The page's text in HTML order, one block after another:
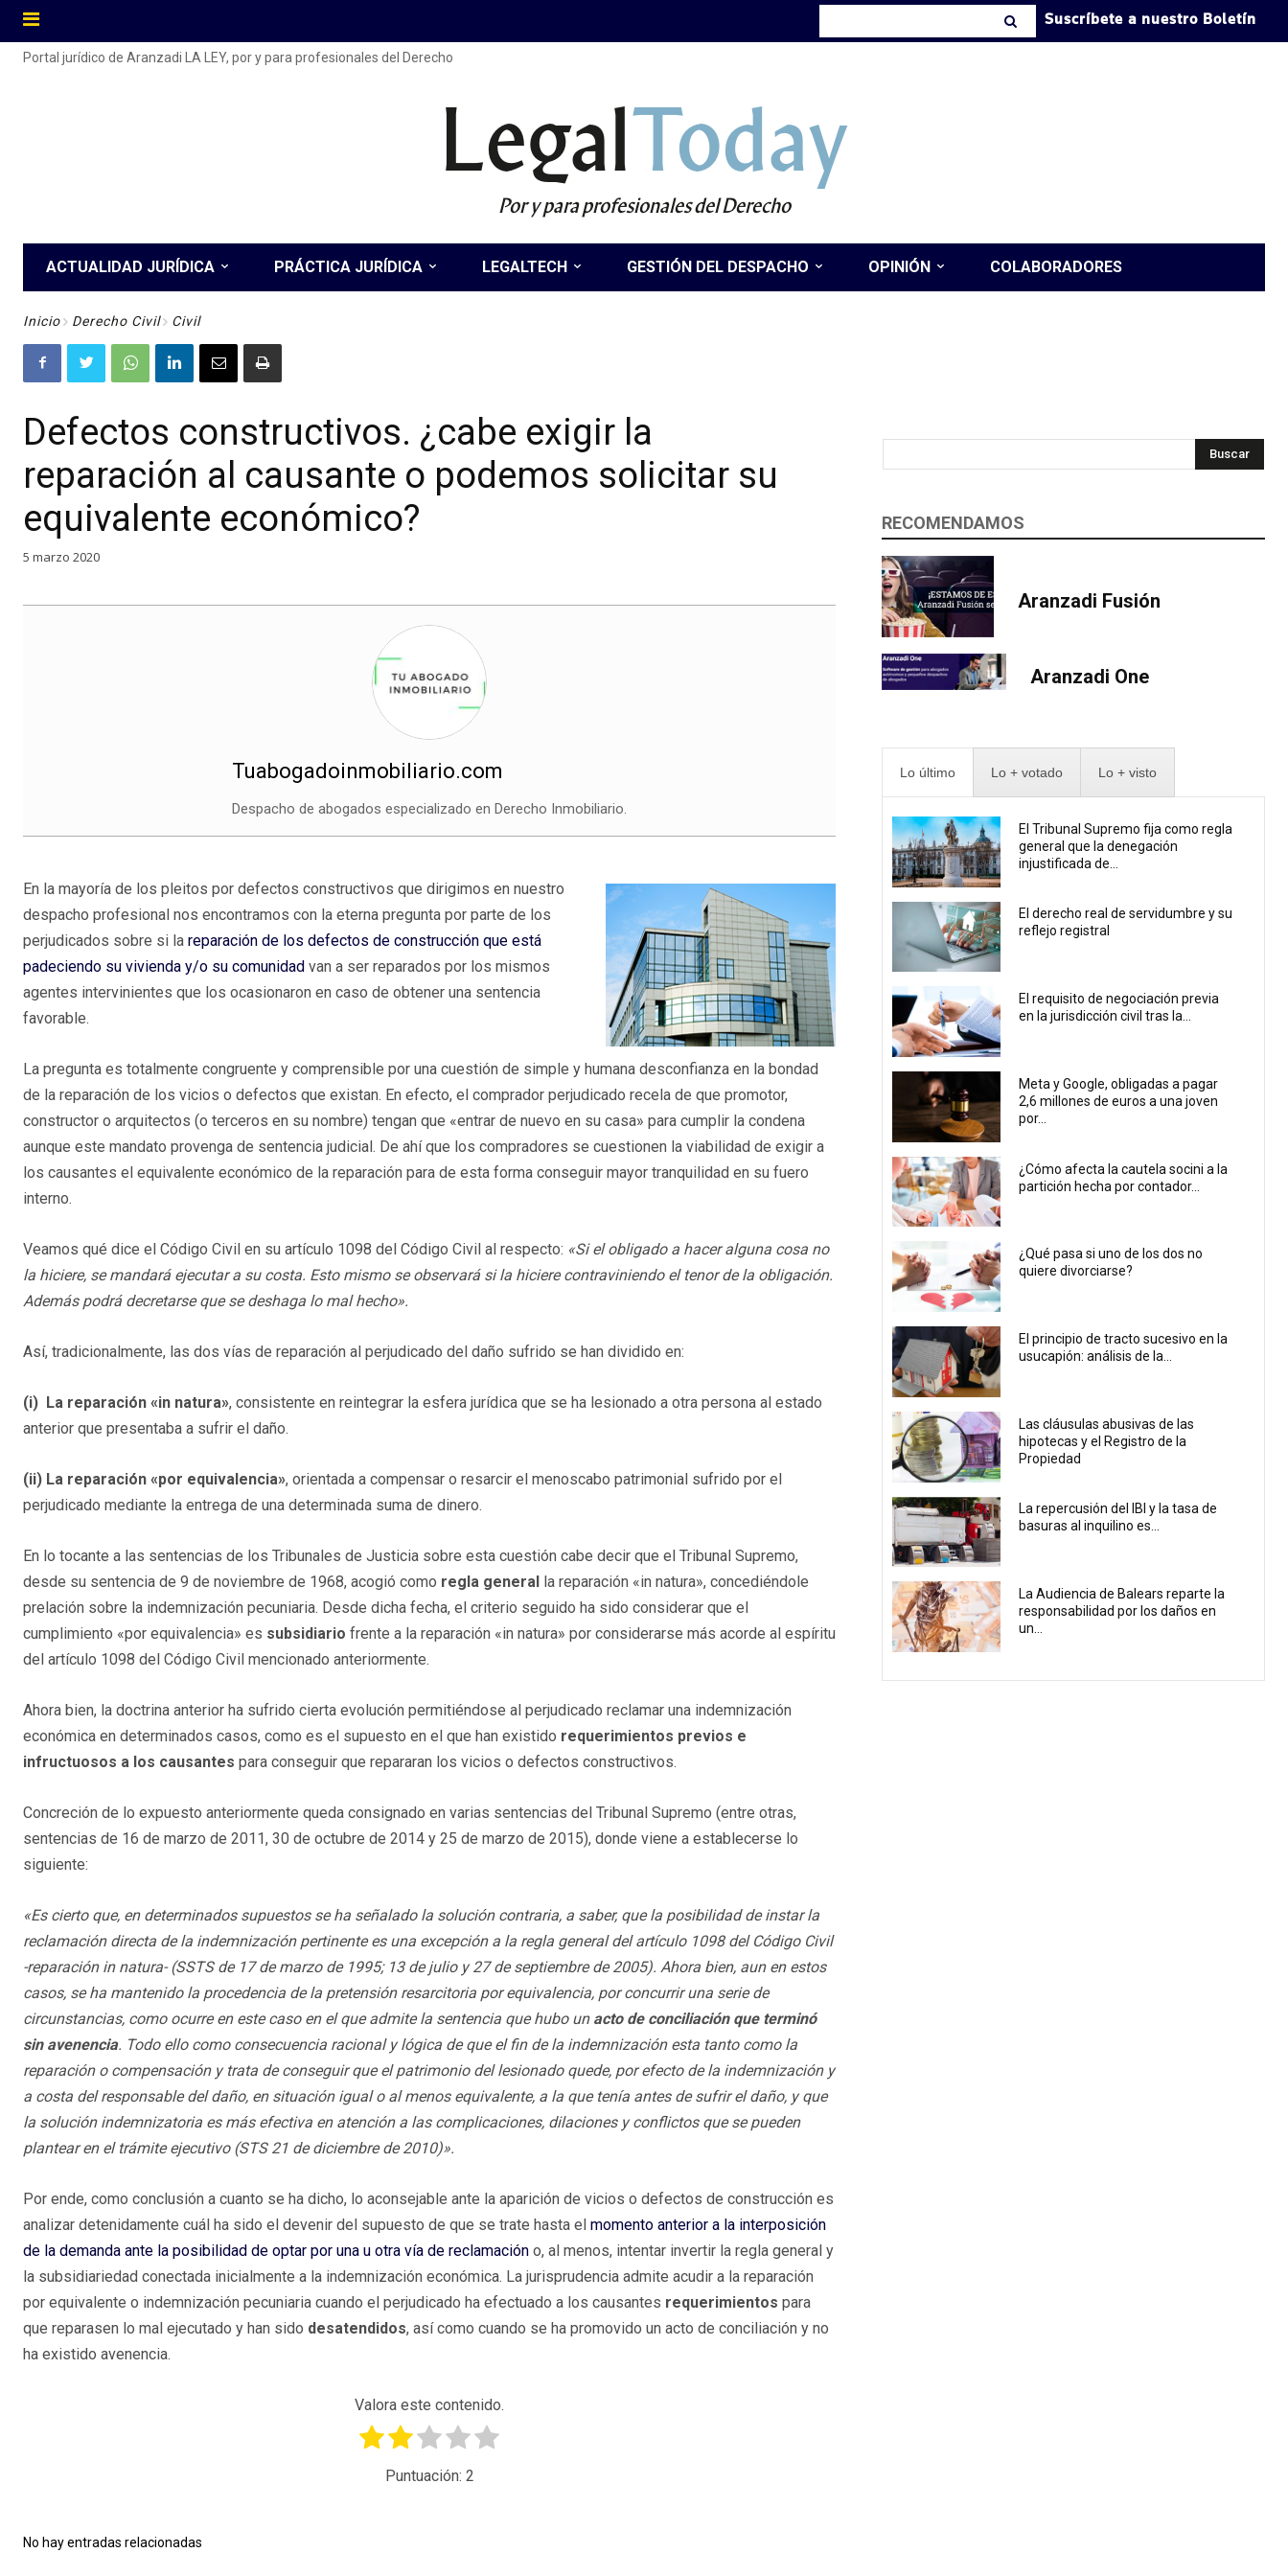
Suscríbete a nuestro Boletín
Portal jurídico de Aranzadi LA LEY, por y para profesionales del Derecho
LegalToday
Por y para profesionales del Derecho
ACTUALIDAD JURÍDICA PRÁCTICA JURÍDICA LEGALTECH GESTIÓN DEL DESPACHO OPINIÓN COLABORADORES
Inicio Derecho Civil Civil
Defectos constructivos. ¿cabe exigir la
reparación al causante o podemos solicitar su
equivalente económico?
5 marzo 2020
Tuabogadoinmobiliario.com
Despacho de abogados especializado en Derecho Inmobiliario.
En la mayoría de los pleitos por defectos constructivos que dirigimos en nuestro
despacho profesional nos encontramos con la eterna pregunta por parte de los
perjudicados sobre si la reparación de los defectos de construcción que está
padeciendo su vivienda y/o su comunidad van a ser reparados por los mismos
agentes intervinientes que los ocasionaron en caso de obtener una sentencia
favorable.
La pregunta es totalmente congruente y comprensible por una cuestión de simple y humana desconfianza en la bondad
de la reparación de los vicios o defectos que existan. En efecto, el comprador perjudicado recela de que promotor,
constructor o arquitectos (o terceros en su nombre) tengan que «entrar de nuevo en su casa» para cumplir la condena
aunque este mandato provenga de sentencia judicial. De ahí que los compradores se cuestionen la viabilidad de exigir a
los causantes el equivalente económico de la reparación para de esta forma conseguir mayor tranquilidad en su fuero
interno.
Veamos qué dice el Código Civil en su artículo 1098 del Código Civil al respecto: «Si el obligado a hacer alguna cosa no
la hiciere, se mandará ejecutar a su costa. Esto mismo se observará si la hiciere contraviniendo el tenor de la obligación.
Además podrá decretarse que se deshaga lo mal hecho».
Así, tradicionalmente, las dos vías de reparación al perjudicado del daño sufrido se han dividido en:
(i) La reparación «in natura», consistente en reintegrar la esfera jurídica que se ha lesionado a otra persona al estado
anterior que presentaba a sufrir el daño.
(ii) La reparación «por equivalencia», orientada a compensar o resarcir el menoscabo patrimonial sufrido por el
perjudicado mediante la entrega de una determinada suma de dinero.
En lo tocante a las sentencias de los Tribunales de Justicia sobre esta cuestión cabe decir que el Tribunal Supremo,
desde su sentencia de 9 de noviembre de 1968, acogió como regla general
la reparación «in natura», concediéndole
prelación sobre la indemnización pecuniaria. Desde dicha fecha, el criterio seguido ha sido considerar que el
cumplimiento «por equivalencia» es subsidiario frente a la reparación «in natura» por considerarse más acorde al espíritu
del artículo 1098 del Código Civil mencionado anteriormente.
Ahora bien, la doctrina anterior ha sufrido cierta evolución permitiéndose al perjudicado reclamar una indemnización
económica en determinados casos, como es el supuesto en el que han existido requerimientos previos e
infructuosos a los causantes para conseguir que repararan los vicios o defectos constructivos.
Concreción de lo expuesto anteriormente queda consignado en varias sentencias del Tribunal Supremo (entre otras,
sentencias de 16 de marzo de 2011, 30 de octubre de 2014 y 25 de marzo de 2015), donde viene a establecerse lo
siguiente:
«Es cierto que, en determinados supuestos se ha señalado la solución contraria, a saber, que la posibilidad de instar la
reclamación directa de la indemnización pertinente es una excepción a la regla general del artículo 1098 del Código Civil
-reparación in natura- (SSTS de 17 de marzo de 1995; 13 de julio y 27 de septiembre de 2005). Ahora bien, aun en estos
casos, se ha mantenido la procedencia de la pretensión resarcitoria por equivalencia, por concurrir una serie de
circunstancias, como ocurre en este caso en el que admite la sentencia que hubo un acto de conciliación que terminó
sin avenencia. Todo ello como consecuencia racional y lógica de que el fin de la indemnización esta tanto como la
reparación o compensación y trata de conseguir que el patrimonio del lesionado quede, por efecto de la indemnización y
a costa del responsable del daño, en situación igual o al menos equivalente, a la que tenía antes de sufrir el daño, y que
la solución indemnizatoria es más efectiva en atención a las complicaciones, dilaciones y conflictos que se pueden
plantear en el trámite ejecutivo (STS 21 de diciembre de 2010)».
Por ende, como conclusión a cuanto se ha dicho, lo aconsejable ante la aparición de vicios o defectos de construcción es
analizar detenidamente cuál ha sido el devenir del supuesto de que se trate hasta el momento anterior a la interposición
de la demanda ante la posibilidad de optar por una u otra vía de reclamación o, al menos, intentar invertir la regla general y
la subsidiariedad conectada inicialmente a la indemnización económica. La jurisprudencia admite acudir a la reparación
por equivalente o indemnización pecuniaria cuando el perjudicado ha efectuado a los causantes requerimientos para
que reparasen lo mal ejecutado y han sido desatendidos, así como cuando se ha promovido un acto de conciliación y no
ha existido avenencia.
Valora este contenido.
Puntuación: 2
No hay entradas relacionadas
Buscar
RECOMENDAMOS
Aranzadi Fusión
Aranzadi One
Lo último Lo + votado Lo + visto
El Tribunal Supremo fija como regla
general que la denegación
injustificada de...
El derecho real de servidumbre y su
reflejo registral
El requisito de negociación previa
en la jurisdicción civil tras la...
Meta y Google, obligadas a pagar
2,6 millones de euros a una joven
por...
¿Cómo afecta la cautela socini a la
partición hecha por contador...
¿Qué pasa si uno de los dos no
quiere divorciarse?
El principio de tracto sucesivo en la
usucapión: análisis de la...
Las cláusulas abusivas de las
hipotecas y el Registro de la
Propiedad
La repercusión del IBI y la tasa de
basuras al inquilino es...
La Audiencia de Balears reparte la
responsabilidad por los daños en
un...